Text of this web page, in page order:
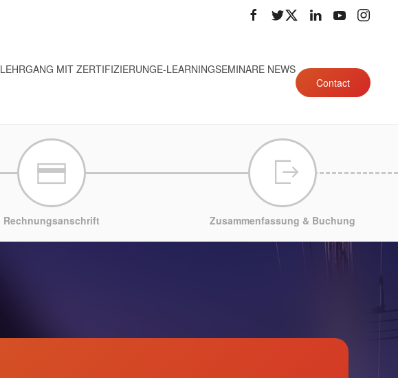
LEHRGANG MIT ZERTIFIZIERUNGE-LEARNINGSEMINARE NEWS
Contact
Rechnungsanschrift Zusammenfassung & Buchung